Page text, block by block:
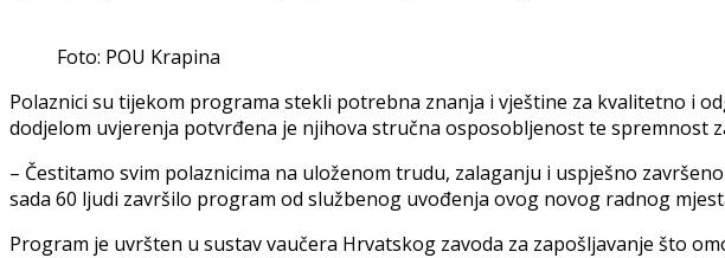
Foto: POU Krapina
Polaznici su tijekom programa stekli potrebna znanja i vještine za kvalitetno i
dodjelom uvjerenja potvrđena je njihova stručna osposobljenost te spremnost
– Čestitamo svim polaznicima na uloženom trudu, zalaganju i uspješno
sada 60 ljudi završilo program od službenog uvođenja ovog novog radnog
Program je uvršten u sustav vaučera Hrvatskog zavoda za zapošljavanje što